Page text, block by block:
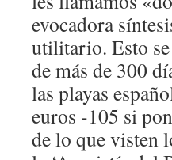
evocadora
utilitario. Esto
de más de 300
las playas
euros -105 si
de lo que visten